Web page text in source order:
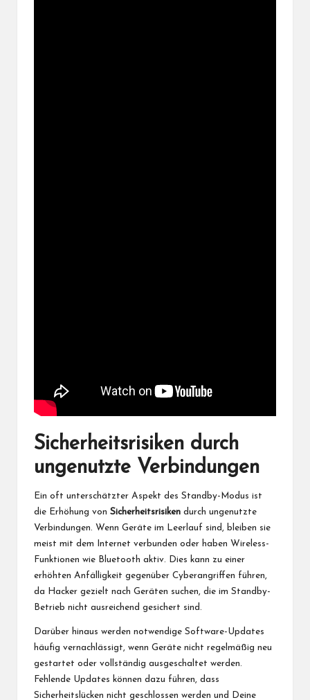
Sicherheitsrisiken durch
ungenutzte Verbindungen
Ein oft unterschätzter Aspekt des Standby-Modus ist
die Erhöhung von Sicherheitsrisiken durch ungenutzte
Verbindungen. Wenn Geräte im Leerlauf sind, bleiben sie
meist mit dem Internet verbunden oder haben Wireless-
Funktionen wie Bluetooth aktiv. Dies kann zu einer
erhöhten Anfälligkeit gegenüber Cyberangriffen führen,
da Hacker gezielt nach Geräten suchen, die im Standby-
Betrieb nicht ausreichend gesichert sind.
Darüber hinaus werden notwendige Software-Updates
häufig vernachlässigt, wenn Geräte nicht regelmäßig neu
gestartet oder vollständig ausgeschaltet werden.
Fehlende Updates können dazu führen, dass
Sicherheitslücken nicht geschlossen werden und Deine